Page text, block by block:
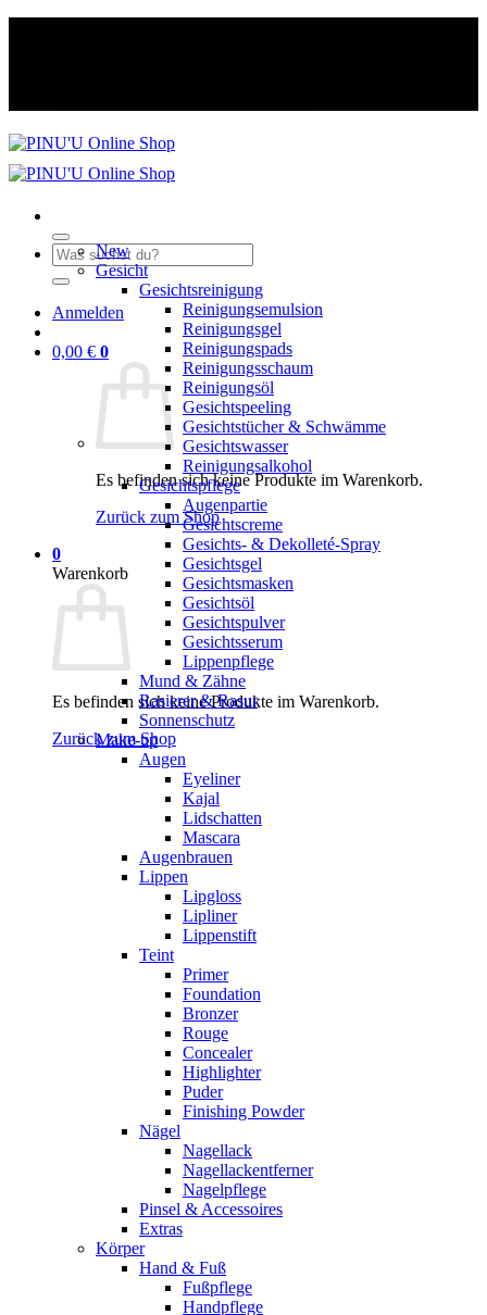
Suche
nach:
Anmelden
0,00 € 0
Es befinden sich keine Produkte im Warenkorb.
Zurück zum Shop
0
Warenkorb
Es befinden sich keine Produkte im Warenkorb.
Zurück zum Shop
New
Gesicht
Gesichtsreinigung
Reinigungsemulsion
Reinigungsgel
Reinigungspads
Reinigungsschaum
Reinigungsöl
Gesichtspeeling
Gesichtstücher & Schwämme
Gesichtswasser
Reinigungsalkohol
Gesichtspflege
Augenpartie
Gesichtscreme
Gesichts- & Dekolleté-Spray
Gesichtsgel
Gesichtsmasken
Gesichtsöl
Gesichtspulver
Gesichtsserum
Lippenpflege
Mund & Zähne
Rasierer & Rasur
Sonnenschutz
Make-up
Augen
Eyeliner
Kajal
Lidschatten
Mascara
Augenbrauen
Lippen
Lipgloss
Lipliner
Lippenstift
Teint
Primer
Foundation
Bronzer
Rouge
Concealer
Highlighter
Puder
Finishing Powder
Nägel
Nagellack
Nagellackentferner
Nagelpflege
Pinsel & Accessoires
Extras
Körper
Hand & Fuß
Fußpflege
Handpflege